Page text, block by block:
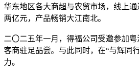
华东地区各大商超与农贸市场，线上
两亿元，产品畅销大江南北。
二〇二五年一月，得福公司受邀参加
客商驻足品尝。与此同时，在“与辉同
力。